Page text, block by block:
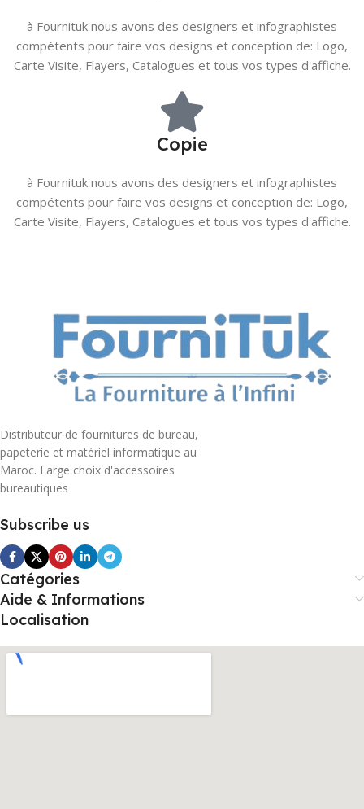
à Fournituk nous avons des designers et infographistes
compétents pour faire vos designs et conception de: Logo,
Carte Visite, Flayers, Catalogues et tous vos types d'affiche.
Copie
à Fournituk nous avons des designers et infographistes
compétents pour faire vos designs et conception de: Logo,
Carte Visite, Flayers, Catalogues et tous vos types d'affiche.
Distributeur de fournitures de bureau,
papeterie et matériel informatique au
Maroc. Large choix d'accessoires
bureautiques
Subscribe us
Catégories
Aide & Informations
Localisation